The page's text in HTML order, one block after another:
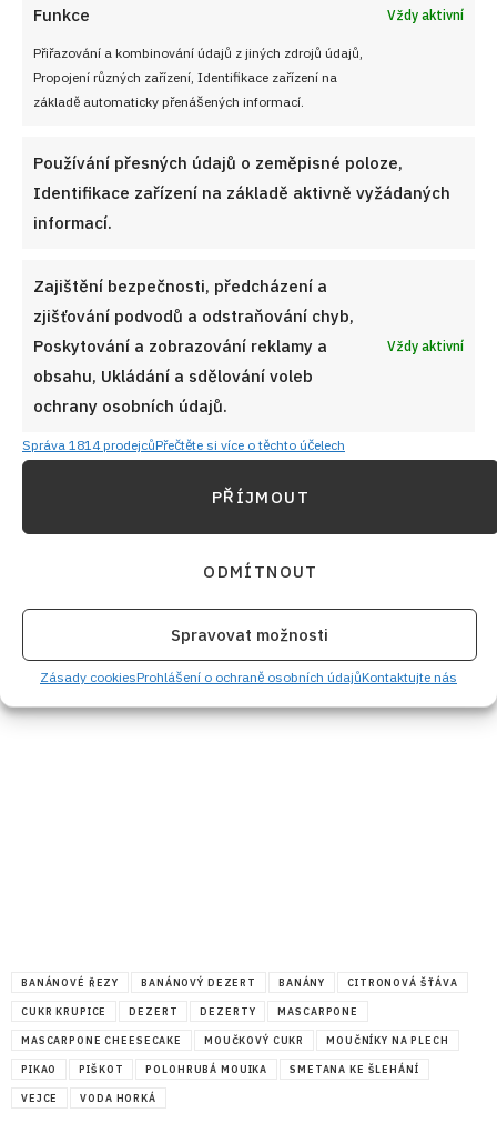
Funkce Vždy aktivní
Přiřazování a kombinování údajů z jiných zdrojů údajů,
Propojení různých zařízení, Identifikace zařízení na
základě automaticky přenášených informací.
Používání přesných údajů o zeměpisné poloze,
Identifikace zařízení na základě aktivně vyžádaných
informací.
Zajištění bezpečnosti, předcházení a
zjišťování podvodů a odstraňování chyb,
Poskytování a zobrazování reklamy a
obsahu, Ukládání a sdělování voleb
ochrany osobních údajů.
Vždy aktivní
Správa 1814 prodejcůPřečtěte si více o těchto účelech
PŘÍJMOUT
ODMÍTNOUT
Spravovat možnosti
Zásady cookiesProhlášení o ochraně osobních údajůKontaktujte nás
BANÁNOVÉ ŘEZY BANÁNOVÝ DEZERT BANÁNY CITRONOVÁ ŠŤÁVA
CUKR KRUPICE DEZERT DEZERTY MASCARPONE
MASCARPONE CHEESECAKE MOUČKOVÝ CUKR MOUČNÍKY NA PLECH
PIKAO PIŠKOT POLOHRUBÁ MOUIKA SMETANA KE ŠLEHÁNÍ
VEJCE VODA HORKÁ